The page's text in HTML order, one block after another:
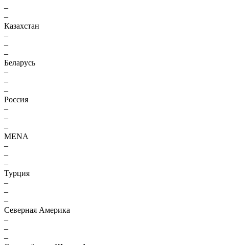
–
–
Казахстан
–
–
–
Беларусь
–
–
–
Россия
–
–
–
MENA
–
–
–
Турция
–
–
–
Северная Америка
–
–
–